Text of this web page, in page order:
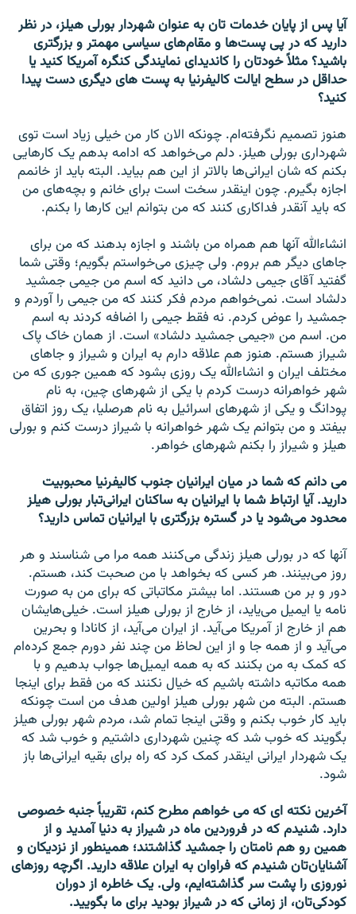
آيا پس از پايان خدمات تان به عنوان شهردار بورلی هيلز، در نظر
داريد که در پی پست‌ها و مقام‌های سياسی مهمتر و بزرگتری
باشيد؟ مثلاً خودتان را کانديدای نمايندگی کنگره آمريکا کنيد يا
حداقل در سطح ايالت کاليفرنيا به پست های ديگری دست پيدا
کنيد؟
هنوز تصميم نگرفته‌ام. چونکه الان کار من خيلی زياد است توی
شهرداری بورلی هيلز. دلم می‌خواهد که ادامه بدهم يک کارهايی
بکنم که شان ايرانی‌ها بالاتر از اين هم بيايد. البته بايد از خانمم
اجازه بگيرم. چون اينقدر سخت است برای خانم و بچه‌های من
که بايد آنقدر فداکاری کنند که من بتوانم اين کارها را بکنم.
انشاءالله آنها هم همراه من باشند و اجازه بدهند که من برای
جاهای ديگر هم بروم. ولی چيزی می‌خواستم بگويم؛ وقتی شما
گفتيد آقای جيمی دلشاد، می دانيد که اسم من جيمی جمشيد
دلشاد است. نمی‌خواهم مردم فکر کنند که من جيمی را آوردم و
جمشيد را عوض کردم. نه فقط جيمی را اضافه کردند به اسم
من. اسم من «جيمی جمشيد دلشاد» است. از همان خاک پاک
شيراز هستم. هنوز هم علاقه دارم به ايران و شيراز و جاهای
مختلف ايران و انشاءالله يک روزی بشود که همين جوری که من
شهر خواهرانه درست کردم با يکی از شهرهای چين، به نام
پودانگ و يکی از شهرهای اسرائيل به نام هرصليا، يک روز اتفاق
بيفتد و من بتوانم يک شهر خواهرانه با شيراز درست کنم و بورلی
هيلز و شيراز را بکنم شهرهای خواهر.
می دانم که شما در ميان ايرانيان جنوب کاليفرنيا محبوبيت
داريد. آيا ارتباط شما با ايرانيان به ساکنان ايرانی‌تبار بورلی هيلز
محدود می‌شود يا در گستره بزرگتری با ايرانيان تماس داريد؟
آنها که در بورلی هيلز زندگی می‌کنند همه مرا می شناسند و هر
روز می‌بينند. هر کسی که بخواهد با من صحبت کند، هستم.
دور و بر من هستند. اما بيشتر مکاتباتی که برای من به صورت
نامه يا ايميل می‌يايد، از خارج از بورلی هيلز است. خيلی‌هايشان
هم از خارج از آمريکا می‌آيد. از ايران می‌آيد، از کانادا و بحرين
می‌آيد و از همه جا و از اين لحاظ من چند نفر دورم جمع کرده‌ام
که کمک به من بکنند که به همه ايميل‌ها جواب بدهيم و با
همه مکاتبه داشته باشيم که خيال نکنند که من فقط برای اينجا
هستم. البته من شهر بورلی هيلز اولين هدف من است چونکه
بايد کار خوب بکنم و وقتی اينجا تمام شد، مردم شهر بورلی هيلز
بگويند که خوب شد که چنين شهرداری داشتيم و خوب شد که
يک شهردار ايرانی اينقدر کمک کرد که راه برای بقيه ايرانی‌ها باز
شود.
آخرين نکته ای که می خواهم مطرح کنم، تقريباً جنبه خصوصی
دارد. شنيدم که در فروردين ماه در شيراز به دنيا آمديد و از
همين رو هم نامتان را جمشيد گذاشتند؛ همينطور از نزديکان و
آشنايان‌تان شنيدم که فراوان به ايران علاقه داريد. اگرچه روزهای
نوروزی را پشت سر گذاشته‌ايم، ولی. يک خاطره از دوران
کودکی‌تان، از زمانی که در شيراز بوديد برای ما بگوييد.